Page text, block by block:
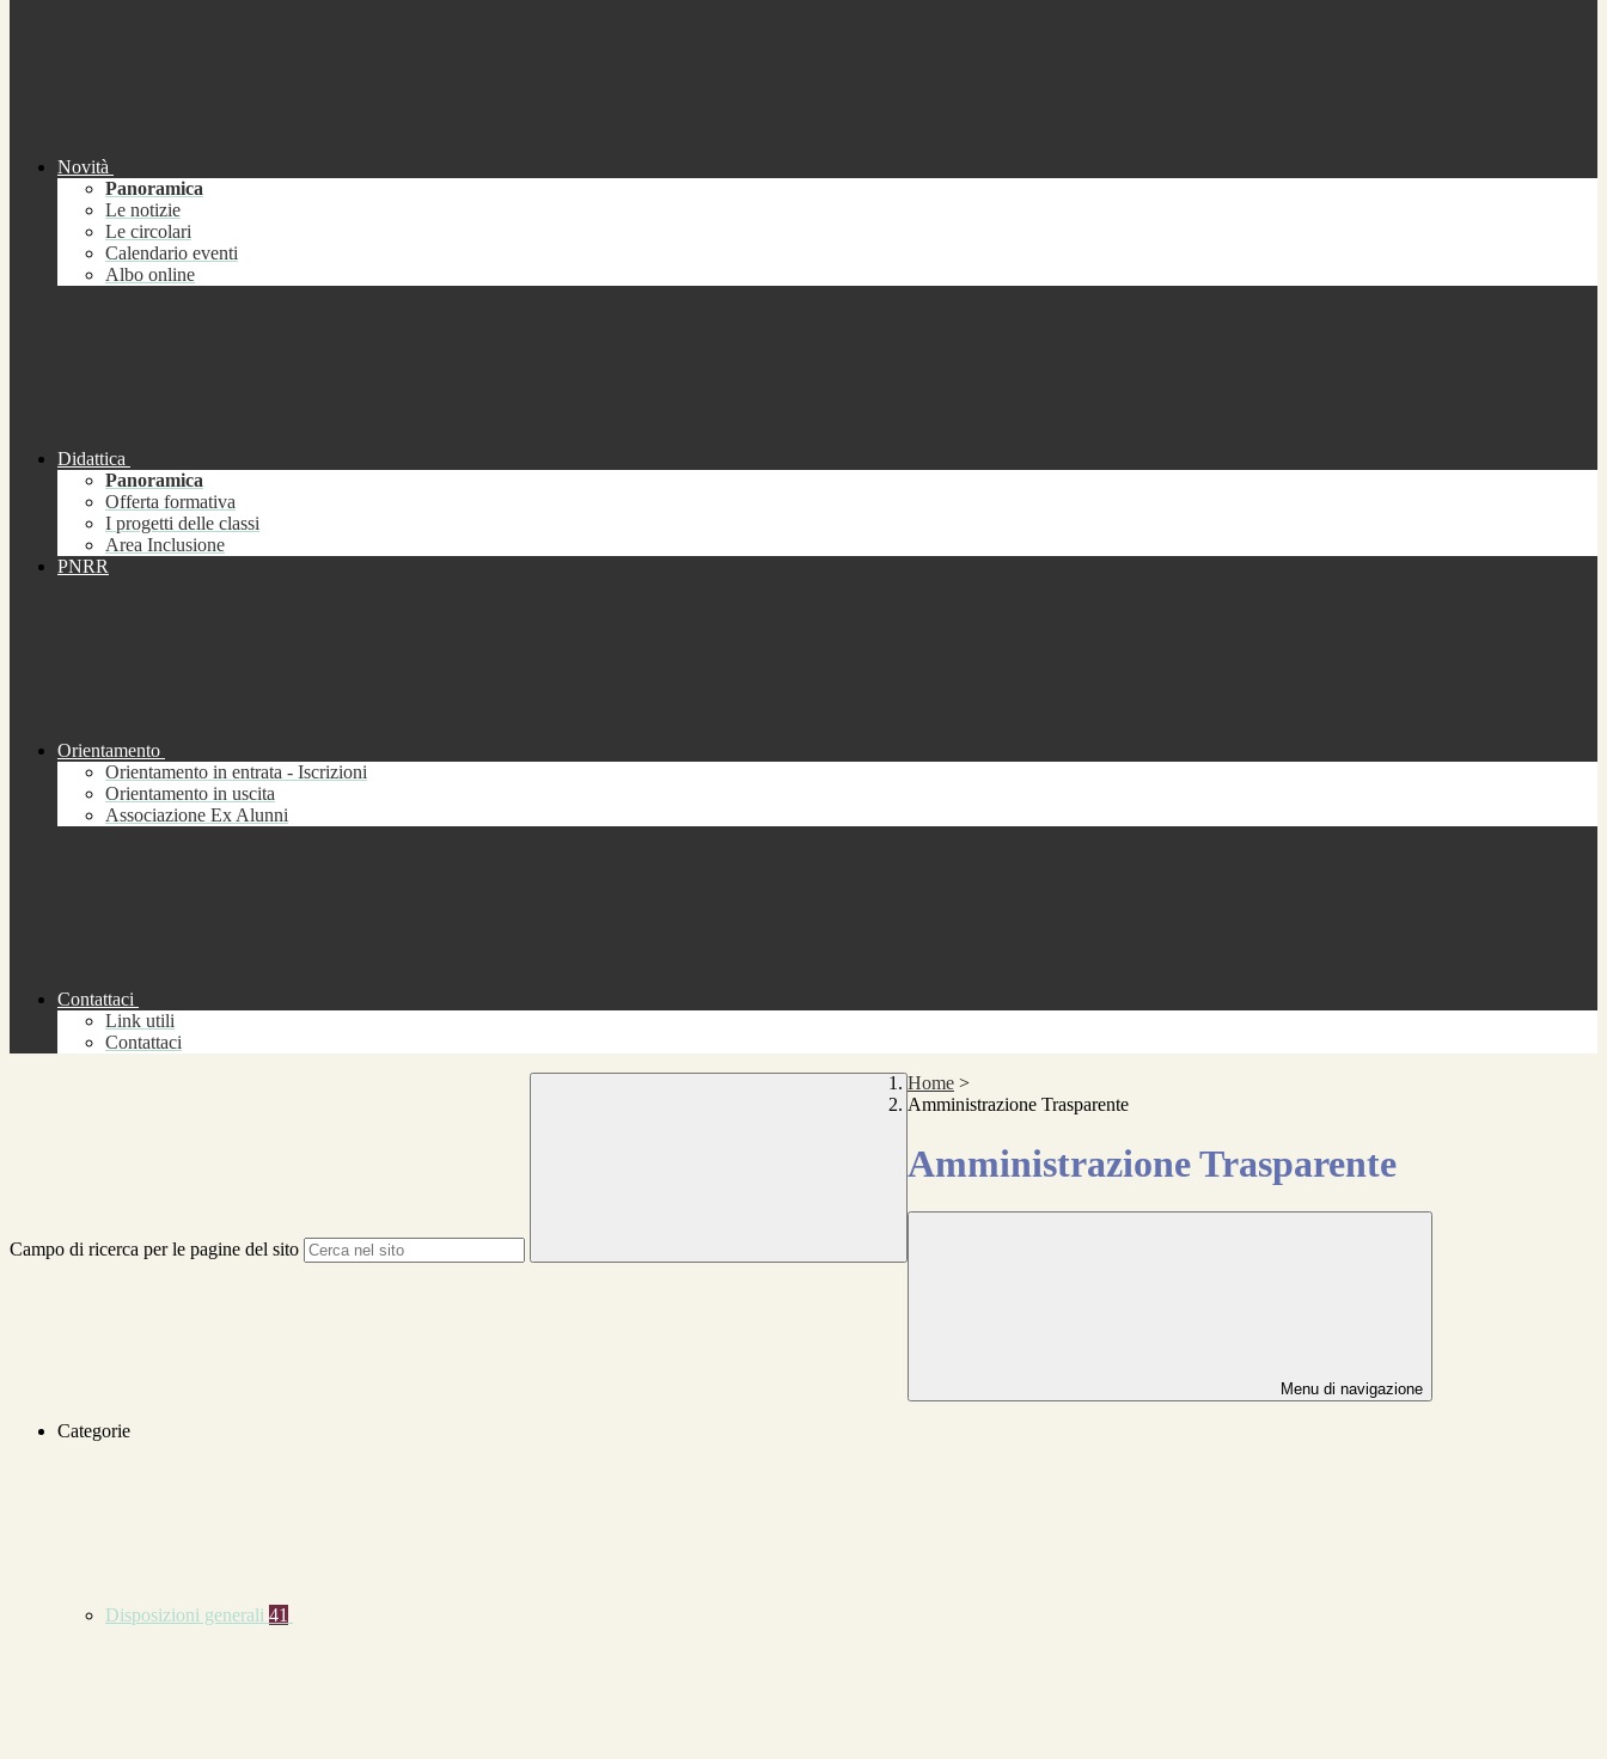
Novità
Panoramica
Le notizie
Le circolari
Calendario eventi
Albo online
Didattica
Panoramica
Offerta formativa
I progetti delle classi
Area Inclusione
PNRR
Orientamento
Orientamento in entrata - Iscrizioni
Orientamento in uscita
Associazione Ex Alunni
Contattaci
Link utili
Contattaci
Campo di ricerca per le pagine del sito
Home >
Amministrazione Trasparente
Amministrazione Trasparente
Menu di navigazione
Categorie
Disposizioni generali 41